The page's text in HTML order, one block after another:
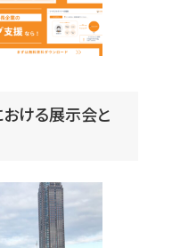
ける展示会と